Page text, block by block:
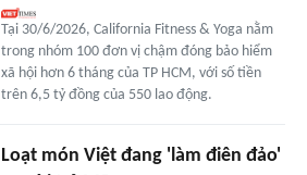
Tại 30/6/2026, California Fitness & Yoga nằm
trong nhóm 100 đơn vị chậm đóng bảo hiểm
xã hội hơn 6 tháng của TP HCM, với số tiền
trên 6,5 tỷ đồng của 550 lao động.
Loạt món Việt đang 'làm điên đảo'